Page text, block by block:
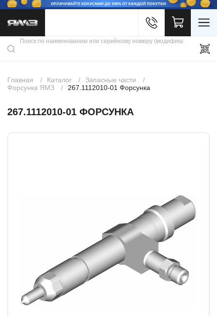
Каталог продукции
Скидки
Контакты
Главная Каталог
Запасные части
Форсунка ЯМЗ
267.1112010-01 Форсунка
267.1112010-01 ФОРСУНКА